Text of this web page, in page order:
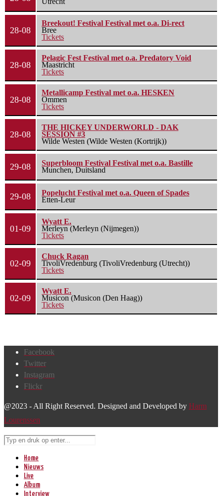
28-08
Breekout! Festival Festival met o.a. Di-rect
Bree
Tickets
28-08
Pelagic Fest Festival met o.a. Predatory Void
Maastricht
Tickets
28-08
Metallicamp Festival met o.a. HESKEN
Ommen
Tickets
28-08
THE HICKEY UNDERWORLD - DAK
SESSION #3
Wilde Westen (Wilde Westen (Kortrijk))
29-08
Superbloom Festival Festival met o.a. Bastille
Munchen, Duitsland
29-08
Popelucht Festival met o.a. Queen of Spades
Etten-Leur
01-09
Wyatt E.
Merleyn (Merleyn (Nijmegen))
Tickets
02-09
Chuck Ragan
TivoliVredenburg (TivoliVredenburg (Utrecht))
Tickets
02-09
Wyatt E.
Musicon (Musicon (Den Haag))
Tickets
Facebook
Twitter
Instagram
Flickr
@2023 - All Right Reserved. Designed and Developed by Harm
Lourenssen
Home
Nieuws
Live
Album
Interview